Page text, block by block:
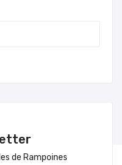
de Rampoines